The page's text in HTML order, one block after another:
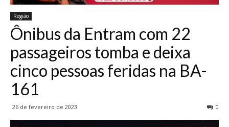
Região
Ônibus da Entram com 22
passageiros tomba e deixa
cinco pessoas feridas na BA-
161
26 de fevereiro de 2023 0